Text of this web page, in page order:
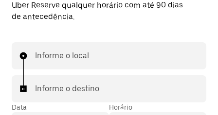
Uber Reserve qualquer horário com até 90 dias
de antecedência.
Informe o local
Informe o destino
Data Horário